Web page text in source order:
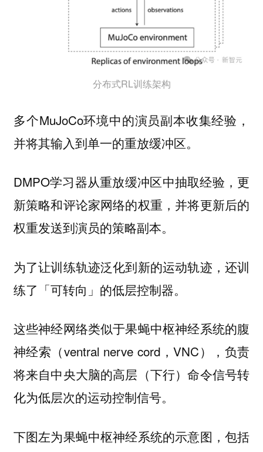
分布式RL训练架构
多个MuJoCo环境中的演员副本收集经验，
并将其输入到单一的重放缓冲区。
DMPO学习器从重放缓冲区中抽取经验，更
新策略和评论家网络的权重，并将更新后的
权重发送到演员的策略副本。
为了让训练轨迹泛化到新的运动轨迹，还训
练了「可转向」的低层控制器。
这些神经网络类似于果蝇中枢神经系统的腹
神经索（ventral nerve cord，VNC），负责
将来自中央大脑的高层（下行）命令信号转
化为低层次的运动控制信号。
下图左为果蝇中枢神经系统的示意图，包括